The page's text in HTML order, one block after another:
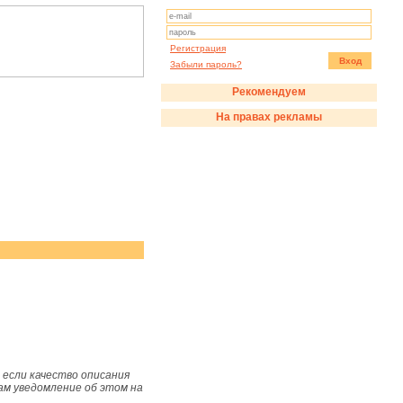
качество описания
уведомление об этом на
Регистрация
Вход
Забыли пароль?
Рекомендуем
На правах рекламы